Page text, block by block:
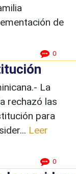
de
0
La
rechazó las
para
Leer
0